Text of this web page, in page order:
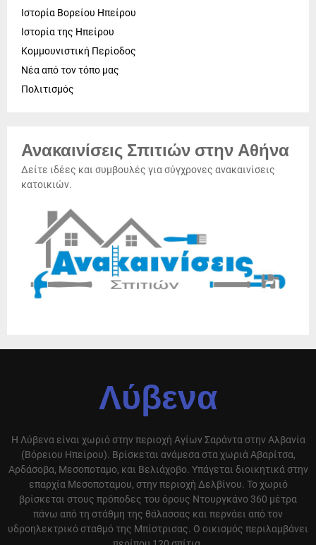
Ιστορία Βορείου Ηπείρου
Ιστορία της Ηπείρου
Κομμουνιστική Περίοδος
Νέα από τον τόπο μας
Πολιτισμός
Ανακαινίσεις Σπιτιών στην Αθήνα
Δείτε ιδέες και συμβουλές για σύγχρονες ανακαινίσεις
κατοικιών.
Λύβενα
Η Λύβενα είναι χωριό στην περιοχή Αγίων Σαράντα στην Αλβανία
(Βόρειου Ηπείρου). Βρίσκεται ανάμεσα στα χωριά Αβαρίτσα,
Αρδάσοβα, Μεσοποταμο, και Βελιάχοβο. Υπάγεται διοικητικά στην
επαρχία Μεσοποταμου, στην περιοχή Δελβίνου. Το χωριό
βρίσκεται στους πρόποδες του όρους Ντουργκάνο 360 μέτρα
πάνω από τη στάθμη της θάλασσας και περνάει από τον
υδροηλεκτρικό σταθμό της Μπίστρισας. Ο οικισμός περιλαμβάνει